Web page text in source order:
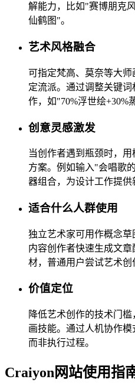
解能力，比如"赛博朋克
仙鹤图"。
艺术风格融合
可指定梵高、莫奈等大
定流派。通过调整关键
作，如"70%浮世绘+30%
创意灵感激发
当创作者遇到瓶颈时，
方案。例如输入"会唱歌
器组合，为设计工作提供
适合什么人群使用
独立艺术家可用作概念草
内容创作者快速生成文
材，普通用户尝试艺术创
价值定位
降低艺术创作的技术门
画技能。通过人机协作
而非执行过程。
Craiyon网站使用指